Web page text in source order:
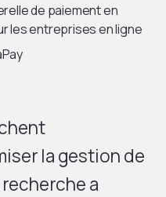
de paiement en
les entreprises en ligne
la gestion de
a